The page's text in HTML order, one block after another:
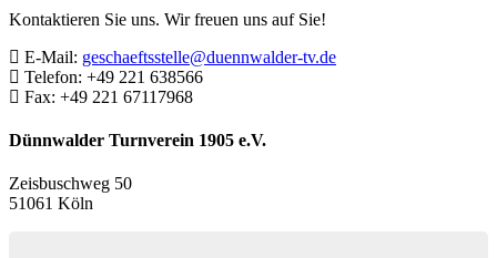
Kontaktieren Sie uns. Wir freuen uns auf Sie!
E-Mail: geschaeftsstelle@duennwalder-tv.de
Telefon: +49 221 638566
Fax: +49 221 67117968
Dünnwalder Turnverein 1905 e.V.
Zeisbuschweg 50
51061 Köln